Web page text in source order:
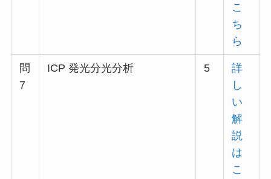
こ
ち
ら
問
7
ICP 発光分光分析 5
詳
し
い
解
説
は
こ